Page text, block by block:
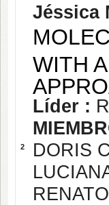
2
Jéssica
WITH
Líder :
DORIS